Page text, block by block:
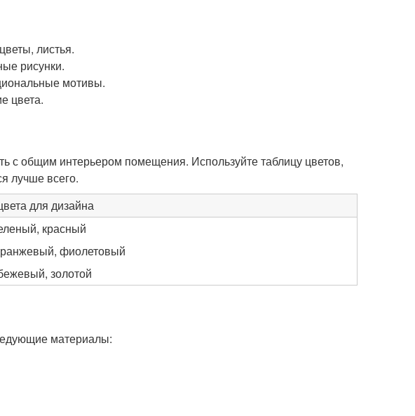
листья.
рисунки.
мотивы.
цвета.
с общим интерьером помещения. Используйте таблицу цветов,
лучше всего.
для дизайна
красный
фиолетовый
золотой
материалы: